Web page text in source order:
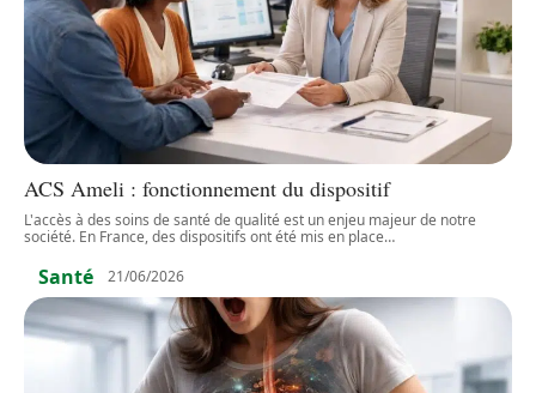
ACS Ameli : fonctionnement du dispositif
L'accès à des soins de santé de qualité est un enjeu majeur de notre
société. En France, des dispositifs ont été mis en place…
Santé 21/06/2026